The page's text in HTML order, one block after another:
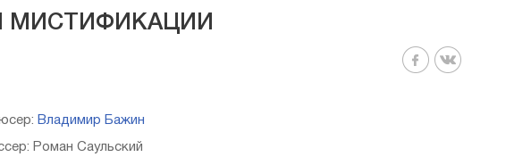
МИСТИФИКАЦИИ
Владимир Бажин
Роман Саульский